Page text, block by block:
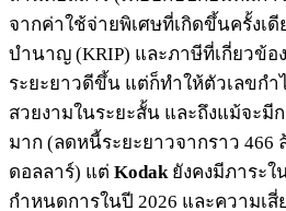
จากค่าใช้จ่ายพิเศษที่เกิดขึ้นครั้งเ
บำนาญ (KRIP) และภาษีที่เกี่ยวข้อ
ระยะยาวดีขึ้น แต่ก็ทำให้ตัวเลขก
สวยงามในระยะสั้น และถึงแม้จะ
มาก (ลดหนี้ระยะยาวจากราว 466
ดอลลาร์) แต่ Kodak ยังคงมีภาระ
กำหนดการในปี 2026 และความเ